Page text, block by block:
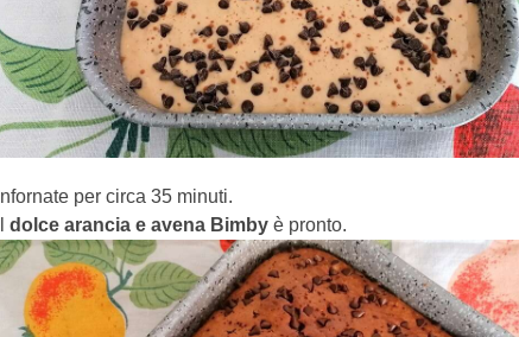
Infornate per circa 35 minuti.
dolce arancia e avena Bimbyè pronto.